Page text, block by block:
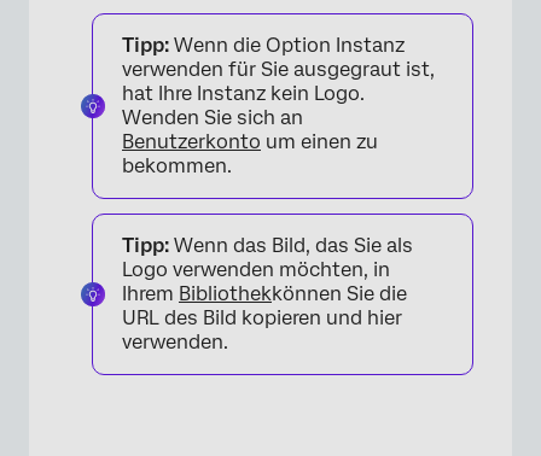
Tipp: Wenn die Option Instanz
verwenden für Sie ausgegraut ist,
hat Ihre Instanz kein Logo.
Wenden Sie sich an
Benutzerkonto um einen zu
bekommen.
Tipp: Wenn das Bild, das Sie als
Logo verwenden möchten, in
Ihrem Bibliothekkönnen Sie die
URL des Bild kopieren und hier
verwenden.